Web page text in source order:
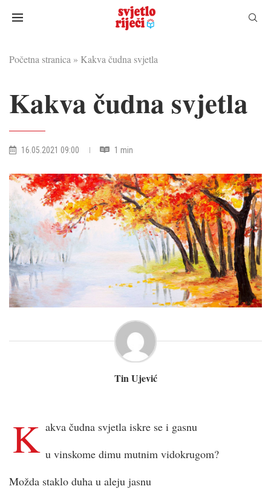
Početna stranica » Kakva čudna svjetla
Kakva čudna svjetla
16.05.2021 09:00 1 min
Tin Ujević
K akva čudna svjetla iskre se i gasnu
u vinskome dimu mutnim vidokrugom?
Možda staklo duha u aleju jasnu